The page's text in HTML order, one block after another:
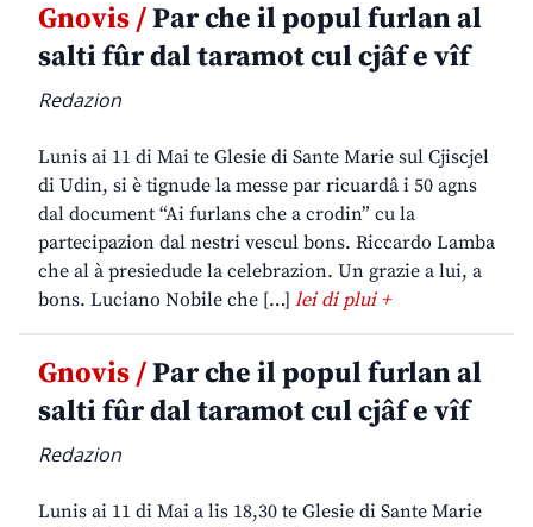
Gnovis /Par che il popul furlan al
salti fûr dal taramot cul cjâf e vîf
Redazion
Lunis ai 11 di Mai te Glesie di Sante Marie sul Cjiscjel
di Udin, si è tignude la messe par ricuardâ i 50 agns
dal document “Ai furlans che a crodin” cu la
partecipazion dal nestri vescul bons. Riccardo Lamba
che al à presiedude la celebrazion. Un grazie a lui, a
bons. Luciano Nobile che […] lei di plui +
Gnovis /Par che il popul furlan al
salti fûr dal taramot cul cjâf e vîf
Redazion
Lunis ai 11 di Mai a lis 18,30 te Glesie di Sante Marie